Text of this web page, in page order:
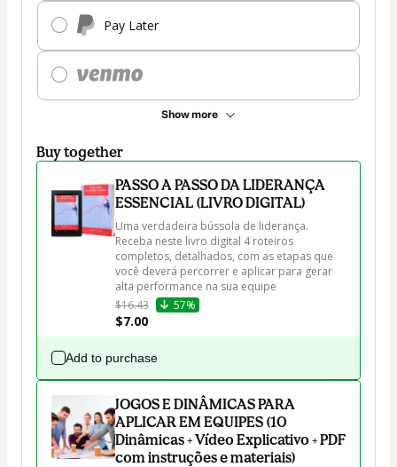
Pay Later
Show more
Buy together
PASSO A PASSO DA LIDERANÇA
ESSENCIAL (LIVRO DIGITAL)
Uma verdadeira bússola de liderança.
Receba neste livro digital 4 roteiros
completos, detalhados, com as etapas que
você deverá percorrer e aplicar para gerar
alta performance na sua equipe
$16.43
57%
$7.00
Add to purchase
JOGOS E DINÂMICAS PARA
APLICAR EM EQUIPES (10
Dinâmicas + Vídeo Explicativo + PDF
com instruções e materiais)